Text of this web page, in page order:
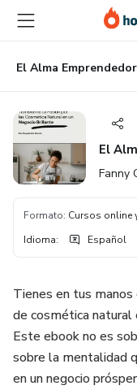
principal
página
de
página
El Alma
El
Fanny
Formato: Cursos online
Idioma: Español
Tienes en tus
de cosmética
Este ebook no es
sobre la mentalidad
en un negocio